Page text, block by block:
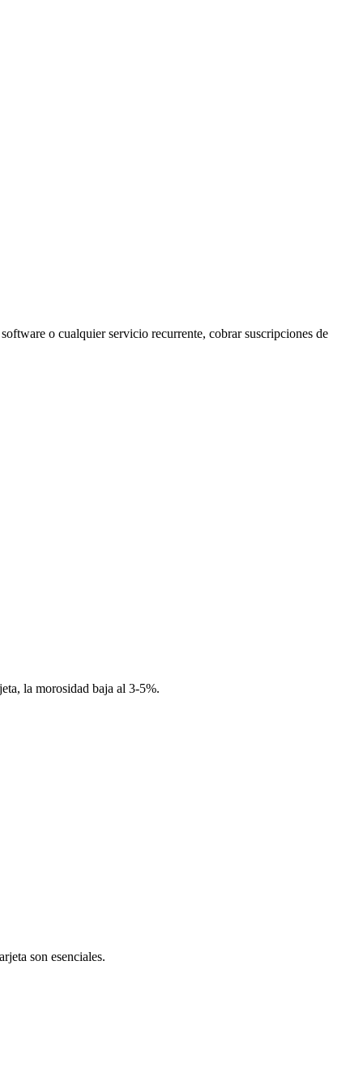
o cualquier servicio recurrente, cobrar suscripciones de
la morosidad baja al 3-5%.
son esenciales.